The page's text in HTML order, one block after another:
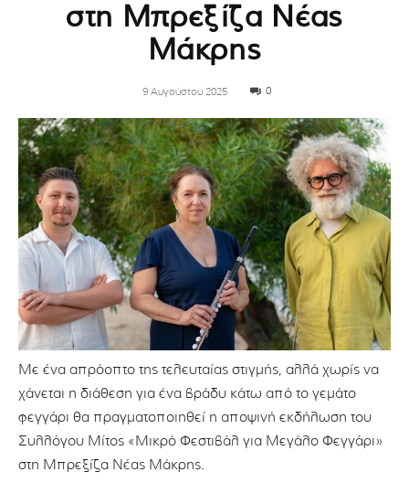
στη Μπρεξίζα Νέας
Μάκρης
9 Αυγούστου 2025 0
Με ένα απρόοπτο της τελευταίας στιγμής, αλλά χωρίς να
χάνεται η διάθεση για ένα βράδυ κάτω από το γεμάτο
φεγγάρι θα πραγματοποιηθεί η αποψινή εκδήλωση του
Συλλόγου Μίτος «Μικρό Φεστιβάλ για Μεγάλο Φεγγάρι»
στη Μπρεξίζα Νέας Μάκρης.